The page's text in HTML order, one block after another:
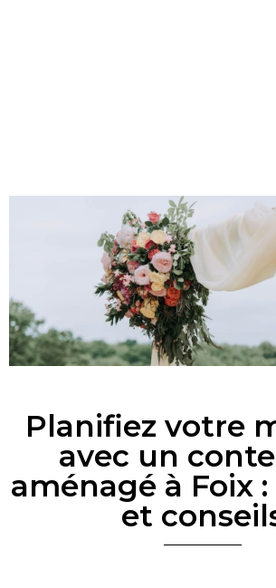
Planifiez votre
avec un
aménagé à Foix
et